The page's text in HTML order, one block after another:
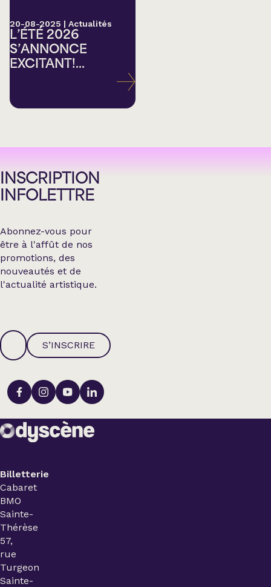
20-08-2025 | Actualités
L’ÉTÉ 2026
S’ANNONCE
EXCITANT!...
INSCRIPTION
INFOLETTRE
Abonnez-vous pour
être à l'affût de nos
promotions, des
nouveautés et de
l'actualité artistique.
S’INSCRIRE
Billetterie
Cabaret
BMO
Sainte-
Thérèse
57,
rue
Turgeon
Sainte-